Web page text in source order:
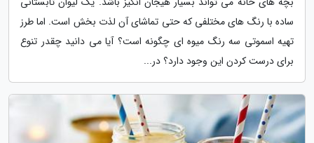
ساده با رنگ های مختلفی که حتی تماشای آن لذت بخش است. اما طرز
تهیه اسموتی سه رنگ میوه ای چگونه است؟ آیا می دانید چقدر تنوع
برای درست کردن این وجود دارد؟ در...